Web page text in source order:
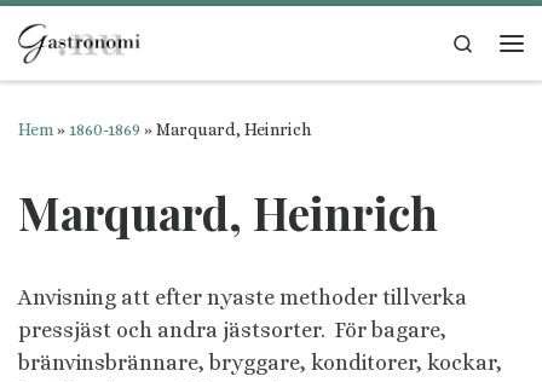
Hoppa till innehåll
Search
Hem »1860-1869 »Marquard, Heinrich
Marquard, Heinrich
Anvisning att efter nyaste methoder tillverka
pressjäst och andra jästsorter. För bagare,
bränvinsbrännare, bryggare, konditorer, kockar,